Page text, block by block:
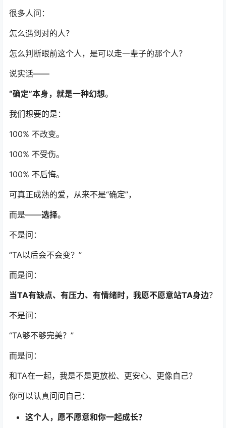
很多人问：
怎么遇到对的人？
怎么判断眼前这个人，是可以走一辈子的那个人？
说实话——
“确定”本身，就是一种幻想。
我们想要的是：
100% 不改变。
100% 不受伤。
100% 不后悔。
可真正成熟的爱，从来不是“确定”，
而是——选择。
不是问：
“TA以后会不会变？”
而是问：
当TA有缺点、有压力、有情绪时，我愿不愿意站TA身边？
不是问：
“TA够不够完美？”
而是问：
和TA在一起，我是不是更放松、更安心、更像自己？
你可以认真问问自己：
这个人，愿不愿意和你一起成长？